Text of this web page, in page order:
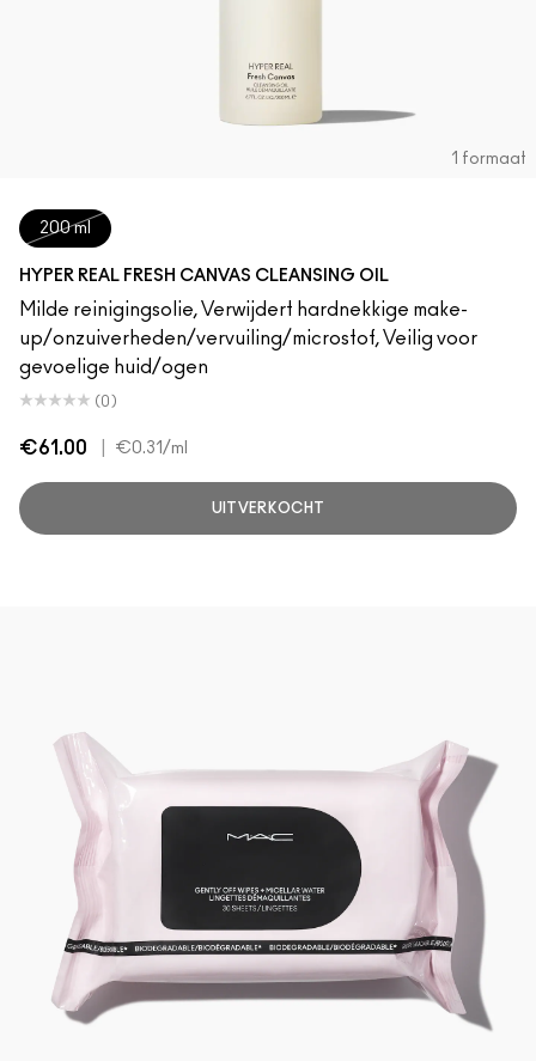
1 formaat
200 ml
HYPER REAL FRESH CANVAS CLEANSING OIL
Milde reinigingsolie, Verwijdert hardnekkige make-
up/onzuiverheden/vervuiling/microstof, Veilig voor
gevoelige huid/ogen
(0)
€61.00 €0.31 /ml
UITVERKOCHT